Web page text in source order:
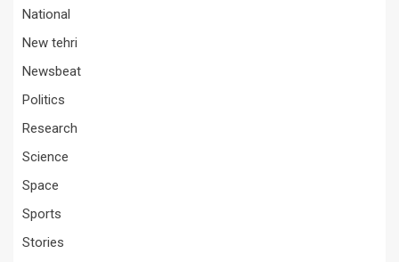
National
New tehri
Newsbeat
Politics
Research
Science
Space
Sports
Stories